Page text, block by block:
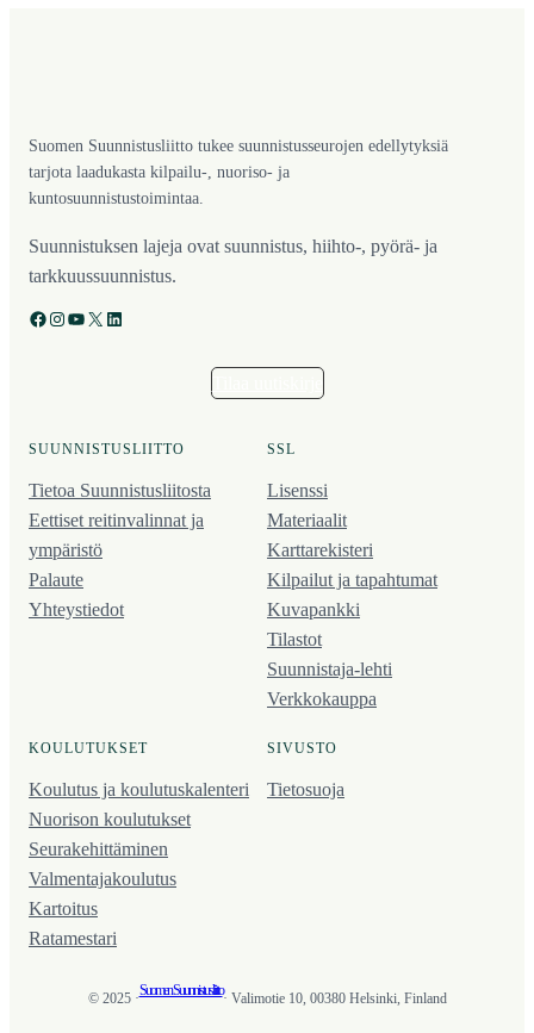
Suomen Suunnistusliitto tukee suunnistusseurojen edellytyksiä
tarjota laadukasta kilpailu-, nuoriso- ja
kuntosuunnistustoimintaa.
Suunnistuksen lajeja ovat suunnistus, hiihto-, pyörä- ja
tarkkuussuunnistus.
Facebook Instagram YouTube X LinkedIn
SUUNNISTUSLIITTO
Tietoa Suunnistusliitosta
Eettiset reitinvalinnat ja
ympäristö
Palaute
Yhteystiedot
SSL
Lisenssi
Materiaalit
Karttarekisteri
Kilpailut ja tapahtumat
Kuvapankki
Tilastot
Suunnistaja-lehti
Verkkokauppa
KOULUTUKSET
Koulutus ja koulutus­kalenteri
Nuorison koulutukset
Seura­kehittäminen
Valmentaja­koulutus
Kartoitus
Ratamestari
SIVUSTO
Tietosuoja
© 2025 ·
Suomen Suunnistusliitto
· Valimotie 10, 00380 Helsinki, Finland